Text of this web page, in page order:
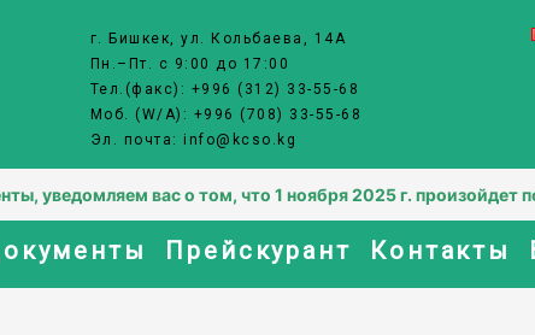
г. Бишкек, ул. Кольбаева, 14А
Пн.–Пт. с 9:00 до 17:00
Тел.(факс): +996 (312) 33-55-68
Моб. (W/A): +996 (708) 33-55-68
Эл. почта: info@kcso.kg
уведомляем вас о том, что 1 ноября 2025 г. произойдет
Прейскурант Контакты